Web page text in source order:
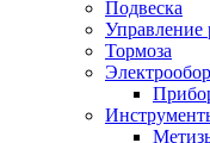
Подвеска
Управление
Тормоза